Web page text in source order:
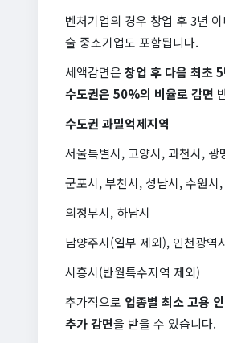
벤처기업의 경우 창업 후 3년
술 중소기업도 포함됩니다.
세액감면은 창업 후 다음 최초
수도권은 50%의 비율로 감면
수도권 과밀억제지역
서울특별시, 고양시, 과천시, 광
군포시, 부천시, 성남시, 수원시
의정부시, 하남시
남양주시(일부 제외), 인천광역
시흥시(반월특수지역 제외)
추가적으로 업종별 최소 고용
추가 감면을 받을 수 있습니다.